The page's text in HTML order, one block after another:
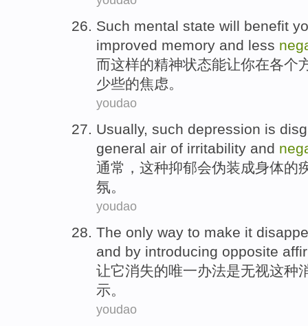
Such mental state will benefit
improved memory and less
而这样的精神状态能让你在各个
少些的焦虑。
youdao
Usually, such depression is
general air of irritability and
通常 ， 这种抑郁会伪装成身体的
氛。
youdao
The only way to make it
and by introducing opposite
让它消失的唯一办法是无视这种
示。
youdao